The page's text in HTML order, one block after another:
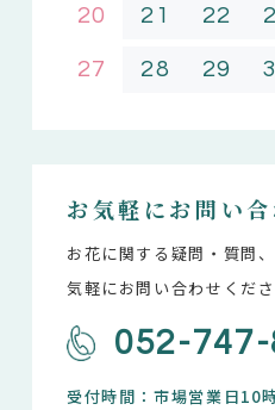
20 21 22
27 28 29
お気軽にお問い
お花に関する疑問・質問
気軽にお問い合わせくださ
052-747-
受付時間：市場営業日10